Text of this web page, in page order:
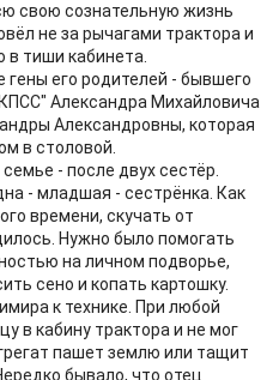
свою сознательную жизнь
не за рычагами трактора и
в тиши кабинета.
его родителей - бывшего
Александра Михайловича
Александровны, которая
в столовой.
- после двух сестёр.
- младшая - сестрёнка. Как
времени, скучать от
Нужно было помогать
на личном подворье,
сено и копать картошку.
к технике. При любой
в кабину трактора и не мог
пашет землю или тащит
бывало, что отец